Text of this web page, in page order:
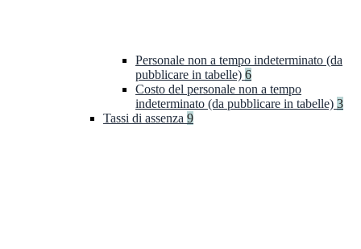
Personale non a tempo indeterminato (da
pubblicare in tabelle) 6
Costo del personale non a tempo
indeterminato (da pubblicare in tabelle) 3
Tassi di assenza 9